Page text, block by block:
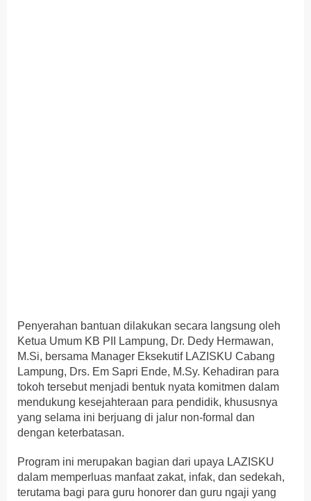
Penyerahan bantuan dilakukan secara langsung oleh
Ketua Umum KB PII Lampung, Dr. Dedy Hermawan,
M.Si, bersama Manager Eksekutif LAZISKU Cabang
Lampung, Drs. Em Sapri Ende, M.Sy. Kehadiran para
tokoh tersebut menjadi bentuk nyata komitmen dalam
mendukung kesejahteraan para pendidik, khususnya
yang selama ini berjuang di jalur non-formal dan
dengan keterbatasan.
Program ini merupakan bagian dari upaya LAZISKU
dalam memperluas manfaat zakat, infak, dan sedekah,
terutama bagi para guru honorer dan guru ngaji yang